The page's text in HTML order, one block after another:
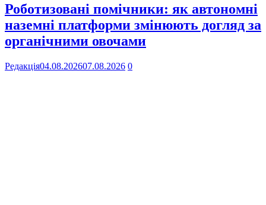
Роботизовані помічники: як автономні
наземні платформи змінюють догляд за
органічними овочами
Редакція04.08.202607.08.2026 0